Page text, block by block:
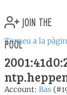
join the
pool
Torneu a la
Account: Bas